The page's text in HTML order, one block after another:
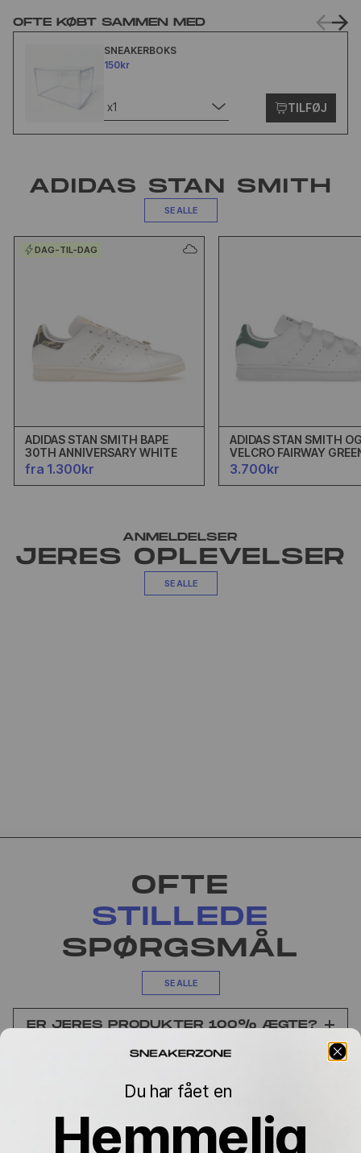
OFTE KØBT SAMMEN MED
SNEAKERBOKS
150kr
x1 TILFØJ
ADIDAS STAN SMITH
SE ALLE
DAG-TIL-DAG
ADIDAS STAN SMITH BAPE
30TH ANNIVERSARY WHITE
fra 1.300kr
ADIDAS STAN SMITH
VELCRO FAIRWAY
3.700kr
ANMELDELSER
JERES OPLEVELSER
SE ALLE
OFTE
STILLEDE
SPØRGSMÅL
SE ALLE
ER JERES PRODUKTER 100% ÆGTE?
KAN JEG BYTTE, HVIS STØRRELSEN
HVORFOR VARIERER PRISEN MELLEM
STØRRELSERNE?
Du har fået en
Hemmelig